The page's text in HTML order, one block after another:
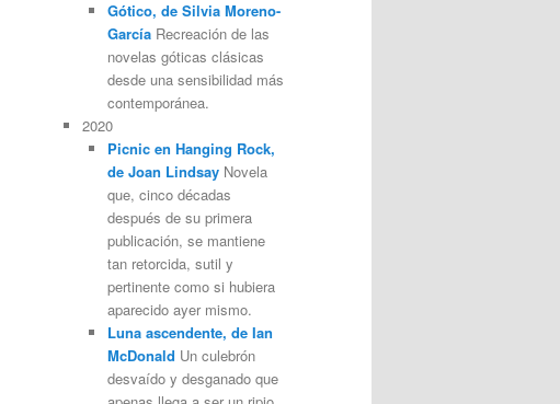
Gótico, de Silvia Moreno-
GarcíaRecreación de las
novelas góticas clásicas
desde una sensibilidad más
contemporánea.
2020
Picnic en Hanging Rock,
de Joan LindsayNovela
que, cinco décadas
después de su primera
publicación, se mantiene
tan retorcida, sutil y
pertinente como si hubiera
aparecido ayer mismo.
Luna ascendente, de Ian
McDonald Un culebrón
desvaído y desganado que